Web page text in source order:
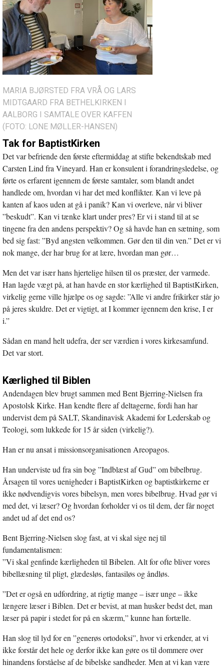
MARIA BJØRSTED FRA VRÅ OG LARS
MIDTGAARD FRA BETHELKIRKEN I
AALBORG I SAMTALE OVER KAFFEN
(FOTO: LONE MØLLER-HANSEN)
Tak for BaptistKirken
Det var befriende den første eftermiddag at stifte bekendtskab med
Carsten Lind fra Vineyard. Han er konsulent i forandringsledelse, og
førte os erfarent igennem de første samtaler, som blandt andet
handlede om, hvordan vi har det med konflikter. Kan vi leve på
kanten af kaos uden at gå i panik? Kan vi overleve, når vi bliver
”beskudt”. Kan vi tænke klart under pres? Er vi i stand til at se
tingene fra den andens perspektiv? Og så havde han en sætning, som
bed sig fast: ”Byd angsten velkommen. Gør den til din ven.” Det er vi
nok mange, der har brug for at lære, hvordan man gør…
Men det var især hans hjertelige hilsen til os præster, der varmede.
Han lagde vægt på, at han havde en stor kærlighed til BaptistKirken,
virkelig gerne ville hjælpe os og sagde: ”Alle vi andre frikirker står jo
på jeres skuldre. Det er vigtigt, at I kommer igennem den krise, I er
i.”
Sådan en mand helt udefra, der ser værdien i vores kirkesamfund.
Det var stort.
Kærlighed til Biblen
Andendagen blev brugt sammen med Bent Bjerring-Nielsen fra
Apostolsk Kirke. Han kendte flere af deltagerne, fordi han har
undervist dem på SALT, Skandinavisk Akademi for Lederskab og
Teologi, som lukkede for 15 år siden (virkelig?).
Han er nu ansat i missionsorganisationen Areopagos.
Han underviste ud fra sin bog ”Indblæst af Gud” om bibelbrug.
Årsagen til vores uenigheder i BaptistKirken og baptistkirkerne er
ikke nødvendigvis vores bibelsyn, men vores bibelbrug. Hvad gør vi
med det, vi læser? Og hvordan forholder vi os til dem, der får noget
andet ud af det end os?
Bent Bjerring-Nielsen slog fast, at vi skal sige nej til
fundamentalismen:
”Vi skal genfinde kærligheden til Bibelen. Alt for ofte bliver vores
bibellæsning til pligt, glædesløs, fantasiløs og åndløs.
”Det er også en udfordring, at rigtig mange – især unge – ikke
længere læser i Biblen. Det er bevist, at man husker bedst det, man
læser på papir i stedet for på en skærm,” kunne han fortælle.
Han slog til lyd for en ”generøs ortodoksi”, hvor vi erkender, at vi
ikke forstår det hele og derfor ikke kan gøre os til dommere over
hinandens forståelse af de bibelske sandheder. Men at vi kan være